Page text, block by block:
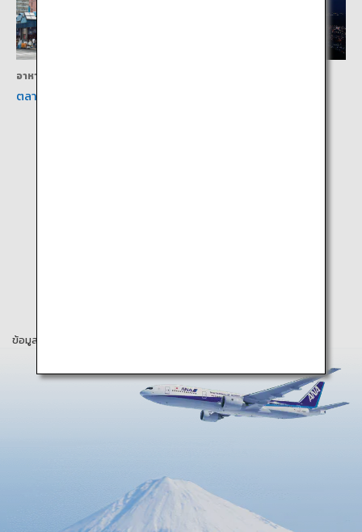
อาหาร
ตลาดนิโจ
ข้อมูลในหน้าเว็บนี้เป็นข้อมูล ณ เดือนมีนาคม 2025